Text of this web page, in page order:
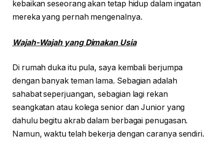
kebaikan seseorang akan tetap hidup dalam ingatan
mereka yang pernah mengenalnya.
Wajah-Wajah yang Dimakan Usia
Di rumah duka itu pula, saya kembali berjumpa
dengan banyak teman lama. Sebagian adalah
sahabat seperjuangan, sebagian lagi rekan
seangkatan atau kolega senior dan Junior yang
dahulu begitu akrab dalam berbagai penugasan.
Namun, waktu telah bekerja dengan caranya sendiri.